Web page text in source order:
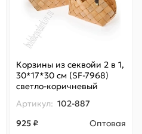
Корзины из секвойи 2 в 1,
30*17*30 см (SF-7968)
светло-коричневый
Артикул: 102-887
925 ₽
Оптовая